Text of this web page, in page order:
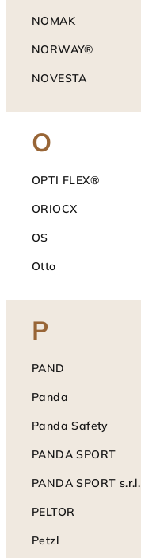
NOMAK
NORWAY®
NOVESTA
O
OPTI FLEX®
ORIOCX
OS
Otto
P
PAND
Panda
Panda Safety
PANDA SPORT
PANDA SPORT s.r.l.
PELTOR
Petzl